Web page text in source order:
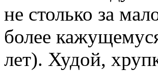
не столько за
более
лет). Худой,